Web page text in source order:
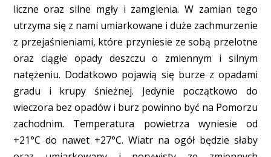
liczne oraz silne mgły i zamglenia. W zamian tego
utrzyma się z nami umiarkowane i duże zachmurzenie
z przejaśnieniami, które przyniesie ze sobą przelotne
oraz ciągłe opady deszczu o zmiennym i silnym
natężeniu. Dodatkowo pojawią się burze z opadami
gradu i krupy śnieżnej. Jedynie początkowo do
wieczora bez opadów i burz powinno być na Pomorzu
zachodnim. Temperatura powietrza wyniesie od
+21°C do nawet +27°C. Wiatr na ogół będzie słaby